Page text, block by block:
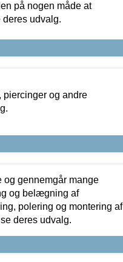
på nogen måde at
deres udvalg.
piercinger og andre
og gennemgår mange
og belægning af
polering og montering af
deres udvalg.